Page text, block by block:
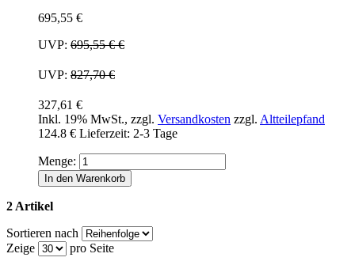
695,55 €
UVP: 695,55 €€
UVP: 827,70 €
327,61 €
Inkl. 19% MwSt., zzgl. Versandkosten zzgl. Altteilepfand
124.8 € Lieferzeit: 2-3 Tage
Menge:
In den Warenkorb
2 Artikel
Sortieren nach
Zeige
pro Seite